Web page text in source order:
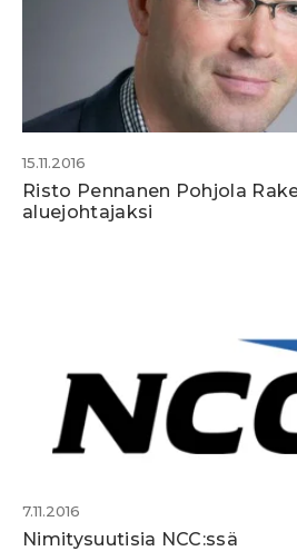
15.11.2016
Risto Pennanen Pohjola
aluejohtajaksi
7.11.2016
Nimitysuutisia NCC:ssä